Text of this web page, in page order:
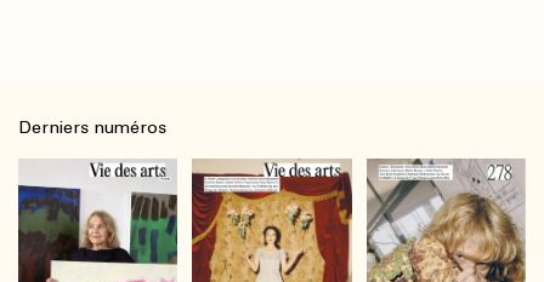
Derniers numéros